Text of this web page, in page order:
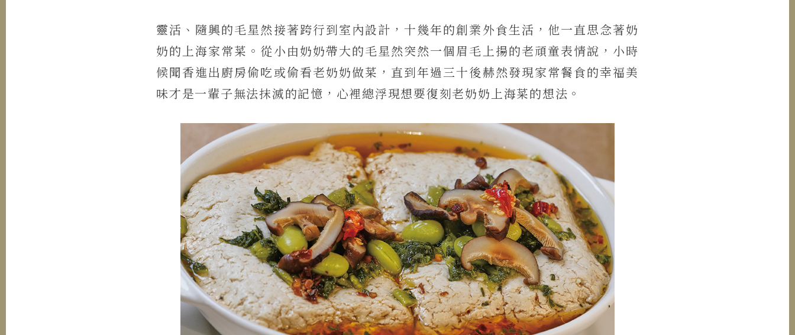
靈活、隨興的毛星然接著跨行到室內設計，十幾年的創業外食生活，他一直思念著奶
奶的上海家常菜。從小由奶奶帶大的毛星然突然一個眉毛上揚的老頑童表情說，小時
候聞香進出廚房偷吃或偷看老奶奶做菜，直到年過三十後赫然發現家常餐食的幸福美
味才是一輩子無法抹滅的記憶，心裡總浮現想要復刻老奶奶上海菜的想法。